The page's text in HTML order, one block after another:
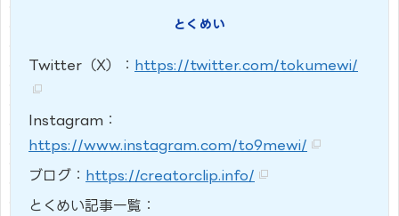
とくめい
Twitter（X）： https://twitter.com/tokumewi/
Instagram：
https://www.instagram.com/to9mewi/
ブログ： https://creatorclip.info/
とくめい記事一覧：